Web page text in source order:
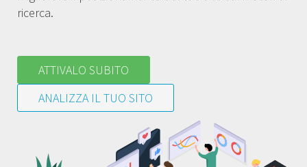
ricerca.
ATTIVALO SUBITO
ANALIZZA IL TUO SITO